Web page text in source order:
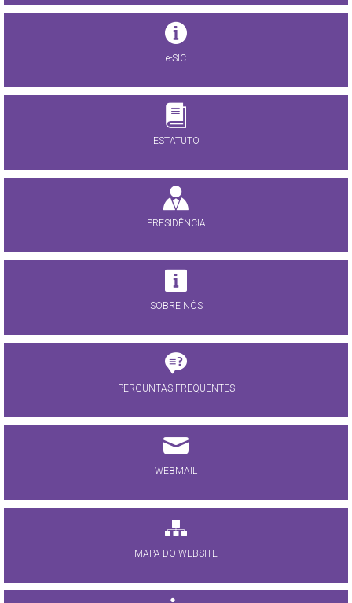
e-SIC
ESTATUTO
PRESIDÊNCIA
SOBRE NÓS
PERGUNTAS FREQUENTES
WEBMAIL
MAPA DO WEBSITE